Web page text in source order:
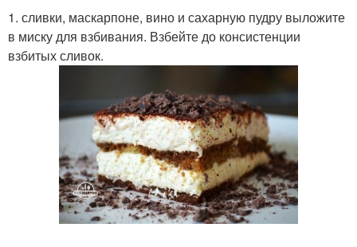
1. сливки, маскарпоне, вино и сахарную пудру выложите
в миску для взбивания. Взбейте до консистенции
взбитых сливок.